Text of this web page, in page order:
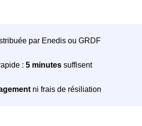
par Enedis ou GRDF
: 5 minutes suffisent
ni frais de résiliation